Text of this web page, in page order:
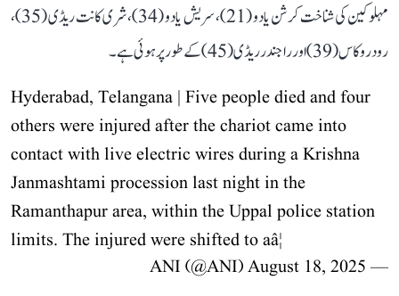
مہلوکین کی شناخت کرشن یادو (21)، سریش یادو (34)، شری کانت ریڈی (35)،
رودر وکاس (39) اور راجندر ریڈی (45) کے طور پر ہوئی ہے۔
Hyderabad, Telangana | Five people died and four
others were injured after the chariot came into
contact with live electric wires during a Krishna
Janmashtami procession last night in the
Ramanthapur area, within the Uppal police station
limits. The injured were shifted to aâ¦
— ANI (@ANI)
August 18, 2025